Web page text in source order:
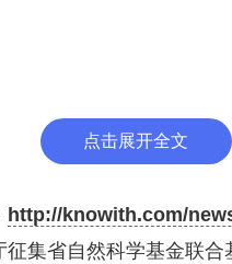
黑龙
点击展开全文
http://knowith.com/
征集省自然科学基金联合